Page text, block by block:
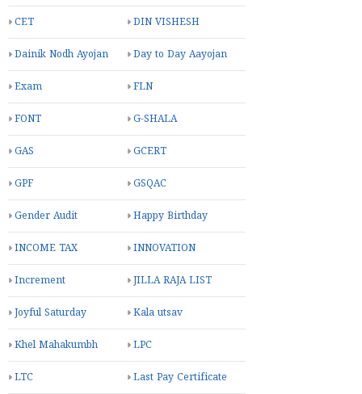
CET DIN VISHESH
Dainik Nodh Ayojan Day to Day Aayojan
Exam FLN
FONT G-SHALA
GAS GCERT
GPF GSQAC
Gender Audit Happy Birthday
INCOME TAX INNOVATION
Increment JILLA RAJA LIST
Joyful Saturday Kala utsav
Khel Mahakumbh LPC
LTC Last Pay Certificate